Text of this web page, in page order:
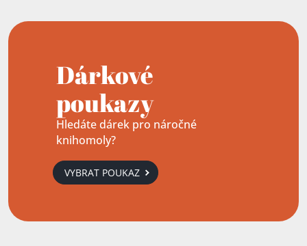
Dárkové
poukazy
Hledáte dárek pro náročné
knihomoly?
VYBRAT POUKAZ